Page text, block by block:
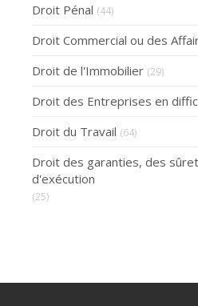
Droit Pénal (44)
Droit Commercial ou des
Droit de l'Immobilier (29)
Droit des Entreprises en
Droit du Travail (64)
Droit des garanties, des
d'exécution
(25)